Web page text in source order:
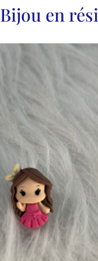
Bijou en